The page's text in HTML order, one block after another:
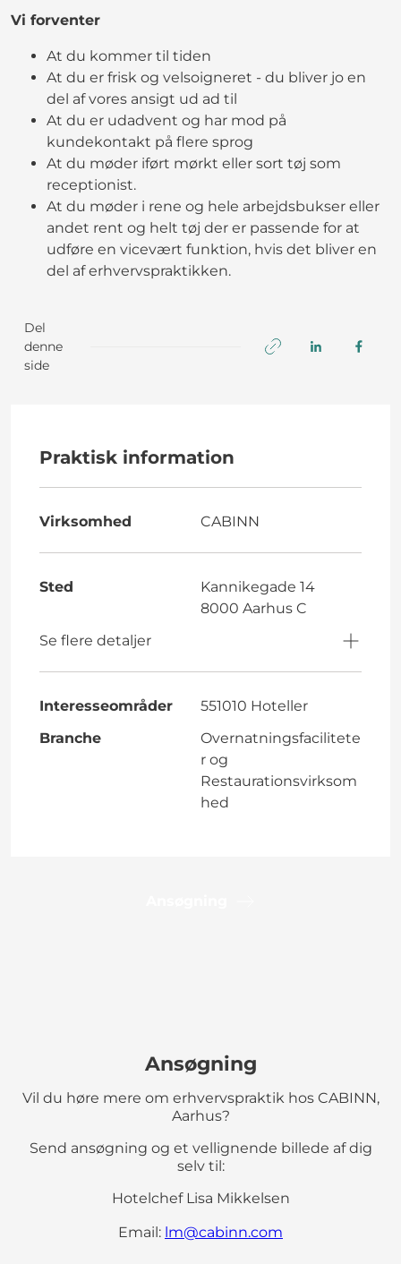
Vi forventer
At du kommer til tiden
At du er frisk og velsoigneret - du bliver jo en
del af vores ansigt ud ad til
At du er udadvent og har mod på
kundekontakt på flere sprog
At du møder iført mørkt eller sort tøj som
receptionist.
At du møder i rene og hele arbejdsbukser eller
andet rent og helt tøj der er passende for at
udføre en vicevært funktion, hvis det bliver en
del af erhvervspraktikken.
Del
denne
side
Praktisk information
Virksomhed CABINN
Sted
Kannikegade 14
8000 Aarhus C
Se flere detaljer
Interesseområder
551010 Hoteller
Branche
Overnatningsfacilitete
r og
Restaurationsvirksom
hed
Ansøgning
Vil du høre mere om erhvervspraktik hos CABINN,
Aarhus?
Send ansøgning og et vellignende billede af dig
selv til:
Hotelchef Lisa Mikkelsen
Email: lm@cabinn.com